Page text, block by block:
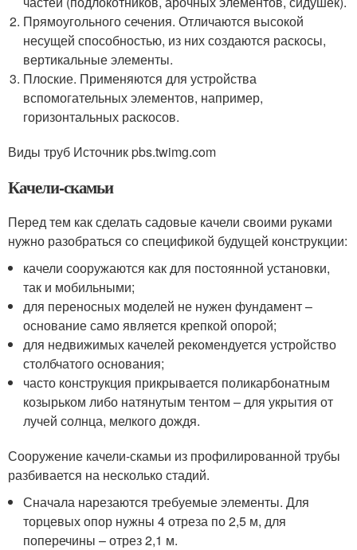
Прямоугольного сечения. Отличаются высокой
несущей способностью, из них создаются раскосы,
вертикальные элементы.
Плоские. Применяются для устройства
вспомогательных элементов, например,
горизонтальных раскосов.
Виды труб Источник pbs.twimg.com
Качели-скамьи
Перед тем как сделать садовые качели своими руками
нужно разобраться со спецификой будущей конструкции:
качели сооружаются как для постоянной установки,
так и мобильными;
для переносных моделей не нужен фундамент –
основание само является крепкой опорой;
для недвижимых качелей рекомендуется устройство
столбчатого основания;
часто конструкция прикрывается поликарбонатным
козырьком либо натянутым тентом – для укрытия от
лучей солнца, мелкого дождя.
Сооружение качели-скамьи из профилированной трубы
разбивается на несколько стадий.
Сначала нарезаются требуемые элементы. Для
торцевых опор нужны 4 отреза по 2,5 м, для
поперечины – отрез 2,1 м.